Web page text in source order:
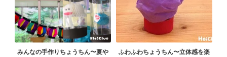
みんなの手作りちょうちん〜夏や
ふわふわちょうちん〜立体感を楽